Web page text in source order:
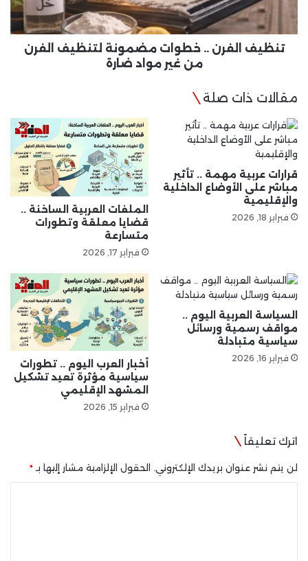
من
غير
موادتنظيف الفرن .. خطوات مضمونة لتنظيف الفرن
من غير مواد ضارة
مقالات ذات صلة
قرارات عربية مهمة .. تأثير
مباشر على الأوضاع الداخلية
والإقليمية
فبراير 18, 2026
الملفات العربية الساخنة ..
قضايا معلقة وتطورات
متسارعة
فبراير 17, 2026
السياسة العربية اليوم ..
مواقف رسمية ورسائل
سياسية متبادلة
فبراير 16, 2026
أخبار العرب اليوم .. تطورات
سياسية مؤثرة تعيد تشكيل
المشهد الإقليمي
فبراير 15, 2026
اترك تعليقاً
لن يتم نشر عنوان بريدك الإلكتروني. الحقول الإلزامية مشار إليها بـ *